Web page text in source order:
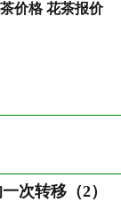
价格 花茶报价
次转移（2）